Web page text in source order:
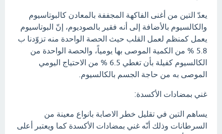
يعدّ التين من أغنى الفاكهة المجففة بالمعادن كالبوتاسيوم
والكالسيوم بالأضافة إلى أنه فقير بالصوديوم، إنّ البوتاسيوم
يعمل كمنظم لعمل القلب حيث الحصة الواحدة منه تزوّدنا ب
5.8 % من الكمية الموصى بها يومياً، والحصة الواحدة من
الكالسيوم كفيلة بأن تغطي 6.5 % من الاحتياج اليومي
الموصى به من حاجة الجسم بالكالسيوم.
غني بمضادات الأكسدة:
يساهم التين في تقليل خطر الاصابة بانواع معينة من
السرطانات وذلك أنّه غني بمضادات الأكسدة كما ويعتبر أعلى